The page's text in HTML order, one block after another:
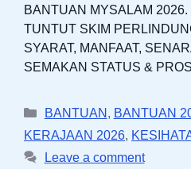
BANTUAN MYSALAM
TUNTUT SKIM
SYARAT, MANFAAT,
SEMAKAN STATUS &
Categories
BANTUAN , BANTUAN
KERAJAAN 2026,
Leave a comment